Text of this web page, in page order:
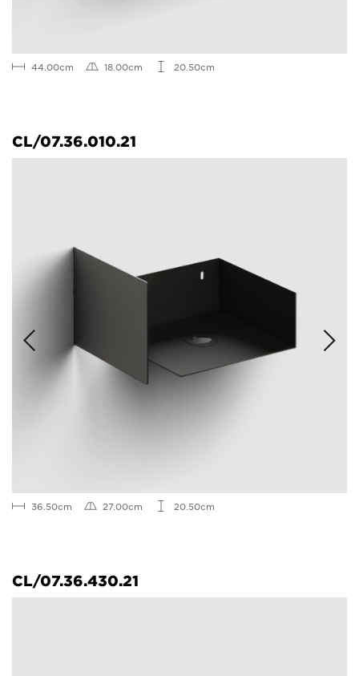
44.00cm 18.00cm 20.50cm
CL/07.36.010.21
36.50cm 27.00cm 20.50cm
CL/07.36.430.21